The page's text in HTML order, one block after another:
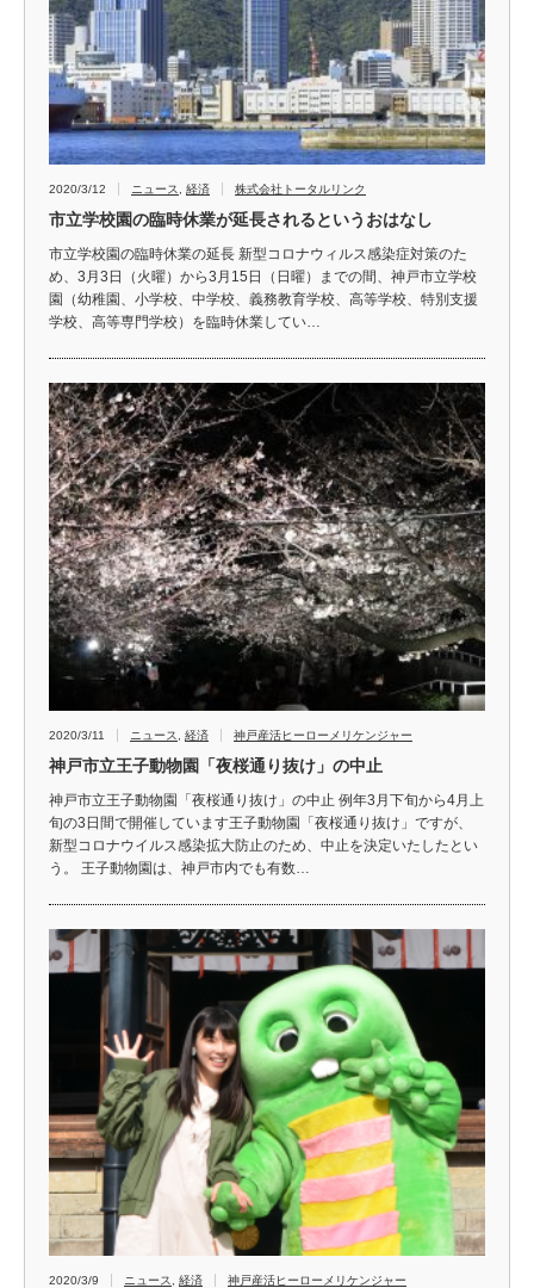
2020/3/12 ニュース 経済 株式会社トータルリンク
市立学校園の臨時休業が延長されるというおはなし
市立学校園の臨時休業の延長 新型コロナウィルス感染症対策のた
め、3月3日（火曜）から3月15日（日曜）までの間、神戸市立学校
園（幼稚園、小学校、中学校、義務教育学校、高等学校、特別支援
学校、高等専門学校）を臨時休業してい…
2020/3/11 ニュース 経済 神戸産活ヒーローメリケンジャー
神戸市立王子動物園「夜桜通り抜け」の中止
神戸市立王子動物園「夜桜通り抜け」の中止 例年3月下旬から4月上
旬の3日間で開催しています王子動物園「夜桜通り抜け」ですが、
新型コロナウイルス感染拡大防止のため、中止を決定いたしたとい
う。 王子動物園は、神戸市内でも有数…
2020/3/9 ニュース 経済 神戸産活ヒーローメリケンジャー